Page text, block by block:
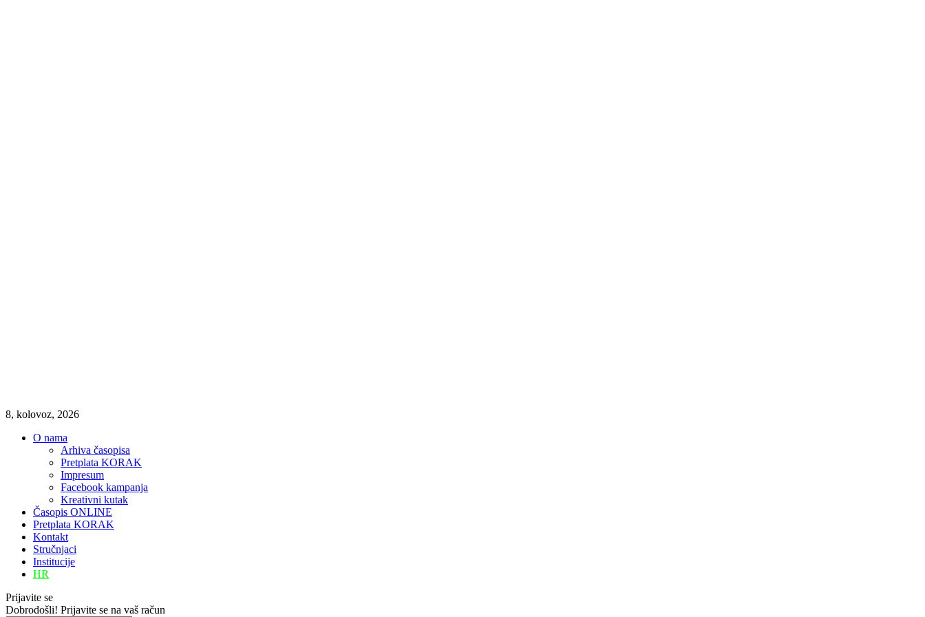
8, kolovoz, 2026
O nama
Arhiva časopisa
Pretplata KORAK
Impresum
Facebook kampanja
Kreativni kutak
Časopis ONLINE
Pretplata KORAK
Kontakt
Stručnjaci
Institucije
HR
Prijavite se
Dobrodošli! Prijavite se na vaš račun